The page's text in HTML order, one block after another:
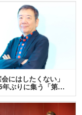
会にはしたくない」
ぶりに集う「第…